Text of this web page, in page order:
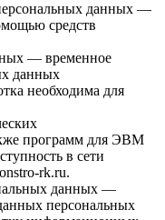
данных —
средств
— временное
данных
необходима для
программ для ЭВМ
в сети
rk.ru.
данных —
персональных